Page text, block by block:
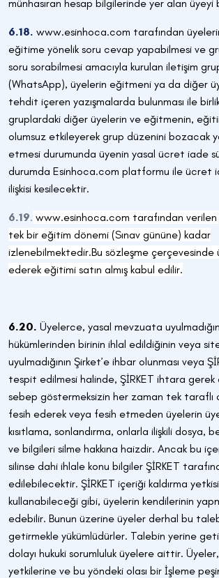
münhasıran hesap bilgilerinde yer alan üyeyi
6.18. www.esinhoca.com tarafından
eğitime yönelik soru cevap yapabilmesi ve
soru sorabilmesi amacıyla kurulan iletişim
(WhatsApp), üyelerin eğitmeni ya da diğer
tehdit içeren yazışmalarda bulunması ile
gruplardaki diğer üyelerin ve eğitmenin,
olumsuz etkileyerek grup düzenini bozacak
etmesi durumunda üyenin yasal ücret iade
durumda Esinhoca.com platformu ile ücret
ilişkisi kesilecektir.
6.19. www.esinhoca.com tarafından
tek bir eğitim dönemi (Sınav gününe) kadar
izlenebilmektedir.Bu sözleşme çerçevesinde
ederek eğitimi satın almış kabul edilir.
6.20. Üyelerce, yasal mevzuata
hükümlerinden birinin ihlal edildiğinin veya
uyulmadığının Şirket’e ihbar olunması veya
tespit edilmesi halinde, ŞİRKET ihtara gerek
sebep göstermeksizin her zaman tek taraflı
fesih ederek veya fesih etmeden üyelerin
kısıtlama, sonlandırma, onlarla ilişkili dosya,
ve bilgileri silme hakkına haizdir. Ancak bu
silinse dahi ihlale konu bilgiler ŞİRKET
edilebilecektir. ŞİRKET içeriği kaldırma
kullanabileceği gibi, üyelerin kendilerinin
edebilir. Bunun üzerine üyeler derhal bu
getirmekle yükümlüdürler. Talebin yerine
dolayı hukuki sorumluluk üyelere aittir.
yetkilerine ve bu yöndeki olası bir İşleme